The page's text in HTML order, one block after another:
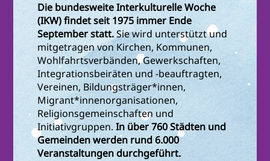
Die bundesweite Interkulturelle Woche
(IKW) findet seit 1975 immer Ende
September statt.Sie wird unterstützt und
mitgetragen von Kirchen, Kommunen,
Wohlfahrtsverbänden, Gewerkschaften,
Integrationsbeiräten und -beauftragten,
Vereinen, Bildungsträger*innen,
Migrant*innenorganisationen,
Religionsgemeinschaften und
Initiativgruppen.In über 760 Städten und
Gemeinden werden rund 6.000
Veranstaltungen durchgeführt.